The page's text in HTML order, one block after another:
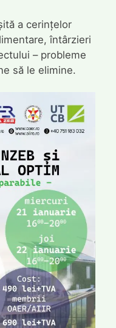
a cerințelor
întârzieri
– probleme
să le elimine.